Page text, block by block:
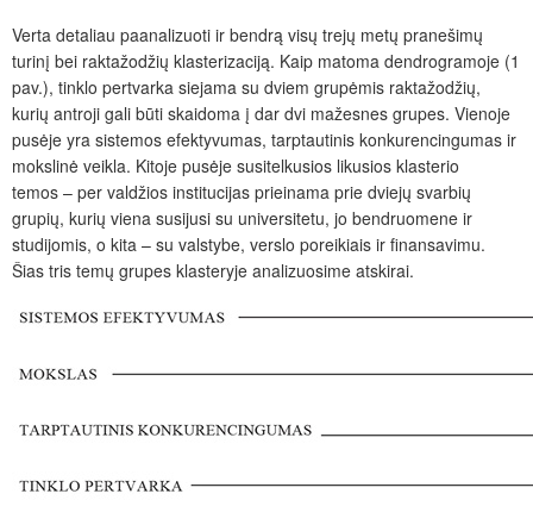
Verta detaliau paanalizuoti ir bendrą visų trejų metų pranešimų
turinį bei raktažodžių klasterizaciją. Kaip matoma dendrogramoje (1
pav.), tinklo pertvarka siejama su dviem grupėmis raktažodžių,
kurių antroji gali būti skaidoma į dar dvi mažesnes grupes. Vienoje
pusėje yra sistemos efektyvumas, tarptautinis konkurencingumas ir
mokslinė veikla. Kitoje pusėje susitelkusios likusios klasterio
temos – per valdžios institucijas prieinama prie dviejų svarbių
grupių, kurių viena susijusi su universitetu, jo bendruomene ir
studijomis, o kita – su valstybe, verslo poreikiais ir finansavimu.
Šias tris temų grupes klasteryje analizuosime atskirai.